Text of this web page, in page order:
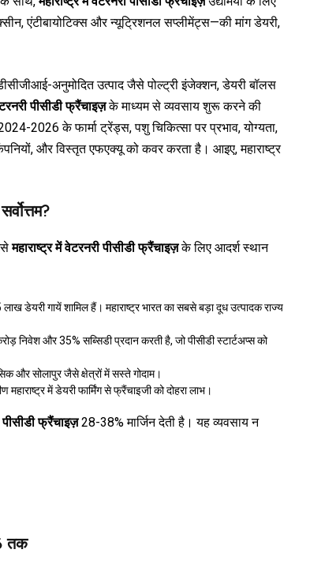
एंटीबायोटिक्स और न्यूट्रिशनल सप्लीमेंट्स—की मांग डेयरी,
अनुमोदित उत्पाद जैसे पोल्ट्री इंजेक्शन, डेयरी बॉलस
पीसीडी फ्रैंचाइज़के माध्यम से व्यवसाय शुरू करने की
2026 के फार्मा ट्रेंड्स, पशु चिकित्सा पर प्रभाव, योग्यता,
और विस्तृत एफएक्यू को कवर करता है। आइए, महाराष्ट्र
महाराष्ट्र में वेटरनरी पीसीडी फ्रैंचाइज़के लिए आदर्श स्थान
डेयरी गायें शामिल हैं। महाराष्ट्र भारत का सबसे बड़ा दूध उत्पादक राज्य
निवेश और 35% सब्सिडी प्रदान करती है, जो पीसीडी स्टार्टअप्स को
और सोलापुर जैसे क्षेत्रों में सस्ते गोदाम।
में डेयरी फार्मिंग से फ्रैंचाइजी को दोहरा लाभ।
पीसीडी फ्रैंचाइज़28-38% मार्जिन देती है। यह व्यवसाय न
तक